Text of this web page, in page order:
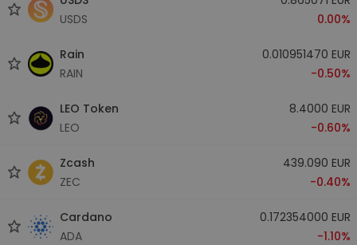
USDS
0.00%
Rain
RAIN
0.010951470 EUR
-0.50%
LEO Token
LEO
8.4000 EUR
-0.60%
Zcash
ZEC
439.090 EUR
-0.40%
Cardano
ADA
0.172354000 EUR
-1.10%